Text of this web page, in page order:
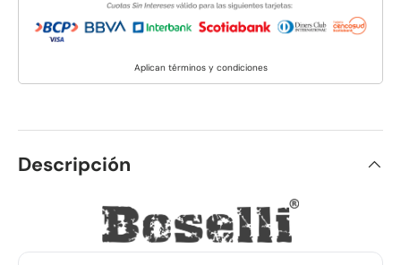
Aplican términos y condiciones
Descripción